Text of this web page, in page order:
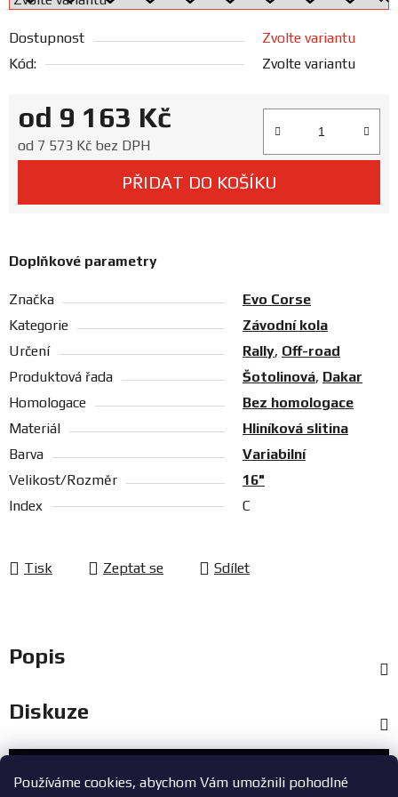
Používáme cookies, abychom Vám umožnili pohodlné
Prodejny
Dostupnost
Zvolte variantu
Kód:
Zvolte variantu
od 9 163 Kč
od 7 573 Kč bez DPH
PŘIDAT DO KOŠÍKU
Doplňkové parametry
Značka
Evo Corse
Kategorie
Závodní kola
Určení
Rally, Off-road
Produktová řada
Šotolinová, Dakar
Homologace
Bez homologace
Materiál
Hliníková slitina
Barva
Variabilní
Velikost/Rozměr
16"
Index
C
Tisk Zeptat se Sdílet
Popis
Diskuze
Zákaznický servis